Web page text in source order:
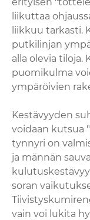
liikuttaa
liikkuu tarkasti.
putkilinjan
alla olevia tiloja.
puomikulma
ympäröivien
Kestävyyden
voidaan kutsua
tynnyri on
ja männän
soran
vain voi lukita